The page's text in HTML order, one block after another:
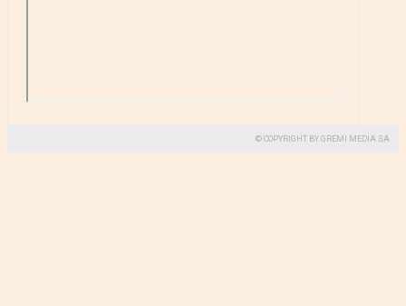
© COPYRIGHT BY GREMI MEDIA SA